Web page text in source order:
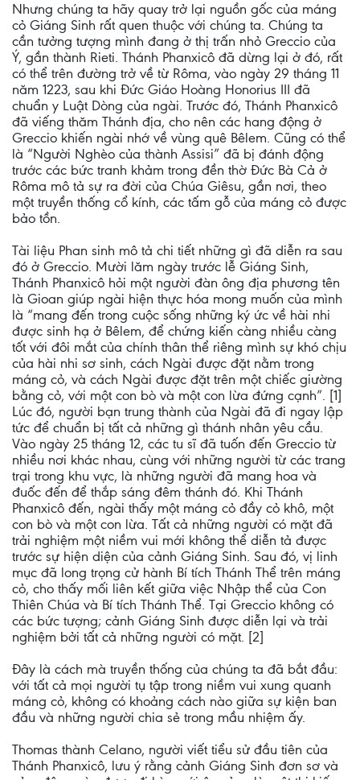
Nhưng chúng ta hãy quay trở lại nguồn gốc của máng
cỏ Giáng Sinh rất quen thuộc với chúng ta. Chúng ta
cần tưởng tượng mình đang ở thị trấn nhỏ Greccio của
Ý, gần thành Rieti. Thánh Phanxicô đã dừng lại ở đó, rất
có thể trên đường trở về từ Rôma, vào ngày 29 tháng 11
năm 1223, sau khi Đức Giáo Hoàng Honorius III đã
chuẩn y Luật Dòng của ngài. Trước đó, Thánh Phanxicô
đã viếng thăm Thánh địa, cho nên các hang động ở
Greccio khiến ngài nhớ về vùng quê Bêlem. Cũng có thể
là “Người Nghèo của thành Assisi” đã bị đánh động
trước các bức tranh khảm trong đền thờ Đức Bà Cả ở
Rôma mô tả sự ra đời của Chúa Giêsu, gần nơi, theo
một truyền thống cổ kính, các tấm gỗ của máng cỏ được
bảo tồn.
Tài liệu Phan sinh mô tả chi tiết những gì đã diễn ra sau
đó ở Greccio. Mười lăm ngày trước lễ Giáng Sinh,
Thánh Phanxicô hỏi một người đàn ông địa phương tên
là Gioan giúp ngài hiện thực hóa mong muốn của mình
là “mang đến trong cuộc sống những ký ức về hài nhi
được sinh hạ ở Bêlem, để chứng kiến càng nhiều càng
tốt với đôi mắt của chính thân thể riêng mình sự khó chịu
của hài nhi sơ sinh, cách Ngài được đặt nằm trong
máng cỏ, và cách Ngài được đặt trên một chiếc giường
bằng cỏ, với một con bò và một con lừa đứng cạnh”. [1]
Lúc đó, người bạn trung thành của Ngài đã đi ngay lập
tức để chuẩn bị tất cả những gì thánh nhân yêu cầu.
Vào ngày 25 tháng 12, các tu sĩ đã tuốn đến Greccio từ
nhiều nơi khác nhau, cùng với những người từ các trang
trại trong khu vực, là những người đã mang hoa và
đuốc đến để thắp sáng đêm thánh đó. Khi Thánh
Phanxicô đến, ngài thấy một máng cỏ đầy cỏ khô, một
con bò và một con lừa. Tất cả những người có mặt đã
trải nghiệm một niềm vui mới không thể diễn tả được
trước sự hiện diện của cảnh Giáng Sinh. Sau đó, vị linh
mục đã long trọng cử hành Bí tích Thánh Thể trên máng
cỏ, cho thấy mối liên kết giữa việc Nhập thể của Con
Thiên Chúa và Bí tích Thánh Thể. Tại Greccio không có
các bức tượng; cảnh Giáng Sinh được diễn lại và trải
nghiệm bởi tất cả những người có mặt. [2]
Đây là cách mà truyền thống của chúng ta đã bắt đầu:
với tất cả mọi người tụ tập trong niềm vui xung quanh
máng cỏ, không có khoảng cách nào giữa sự kiện ban
đầu và những người chia sẻ trong mầu nhiệm ấy.
Thomas thành Celano, người viết tiểu sử đầu tiên của
Thánh Phanxicô, lưu ý rằng cảnh Giáng Sinh đơn sơ và